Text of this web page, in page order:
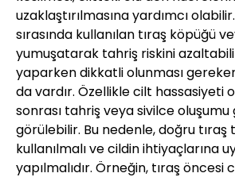
uzaklaştırılmasına yardımcı
sırasında kullanılan tıraş köpüğü
yumuşatarak tahriş riskini
yaparken dikkatli olunması
da vardır. Özellikle cilt hassasiyeti
sonrası tahriş veya sivilce
görülebilir. Bu nedenle, doğru tıraş
kullanılmalı ve cildin ihtiyaçlarına
yapılmalıdır. Örneğin, tıraş öncesi